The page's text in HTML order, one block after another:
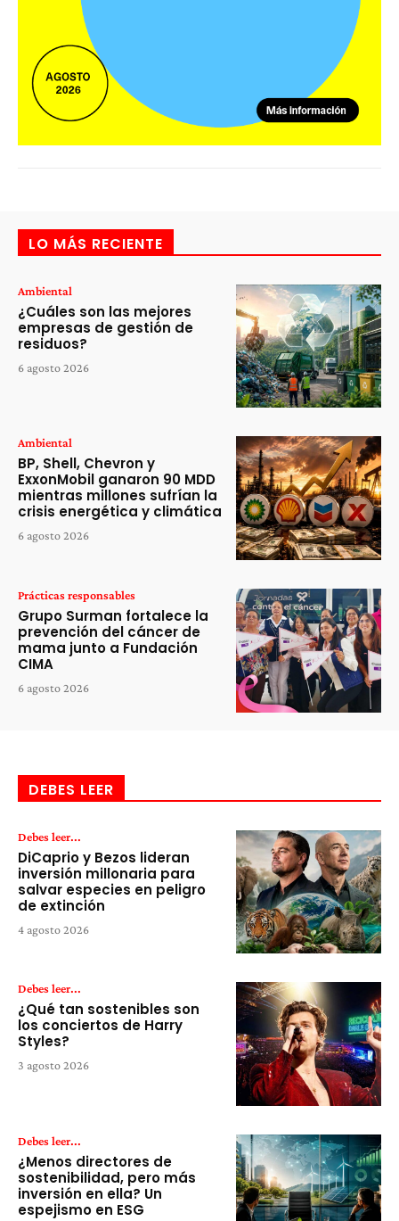
LO MÁS RECIENTE
Ambiental
¿Cuáles son las mejores
empresas de gestión de
residuos?
6 agosto 2026
Ambiental
BP, Shell, Chevron y
ExxonMobil ganaron 90 MDD
mientras millones sufrían la
crisis energética y climática
6 agosto 2026
Prácticas responsables
Grupo Surman fortalece la
prevención del cáncer de
mama junto a Fundación
CIMA
6 agosto 2026
DEBES LEER
Debes leer...
DiCaprio y Bezos lideran
inversión millonaria para
salvar especies en peligro
de extinción
4 agosto 2026
Debes leer...
¿Qué tan sostenibles son
los conciertos de Harry
Styles?
3 agosto 2026
Debes leer...
¿Menos directores de
sostenibilidad, pero más
inversión en ella? Un
espejismo en ESG